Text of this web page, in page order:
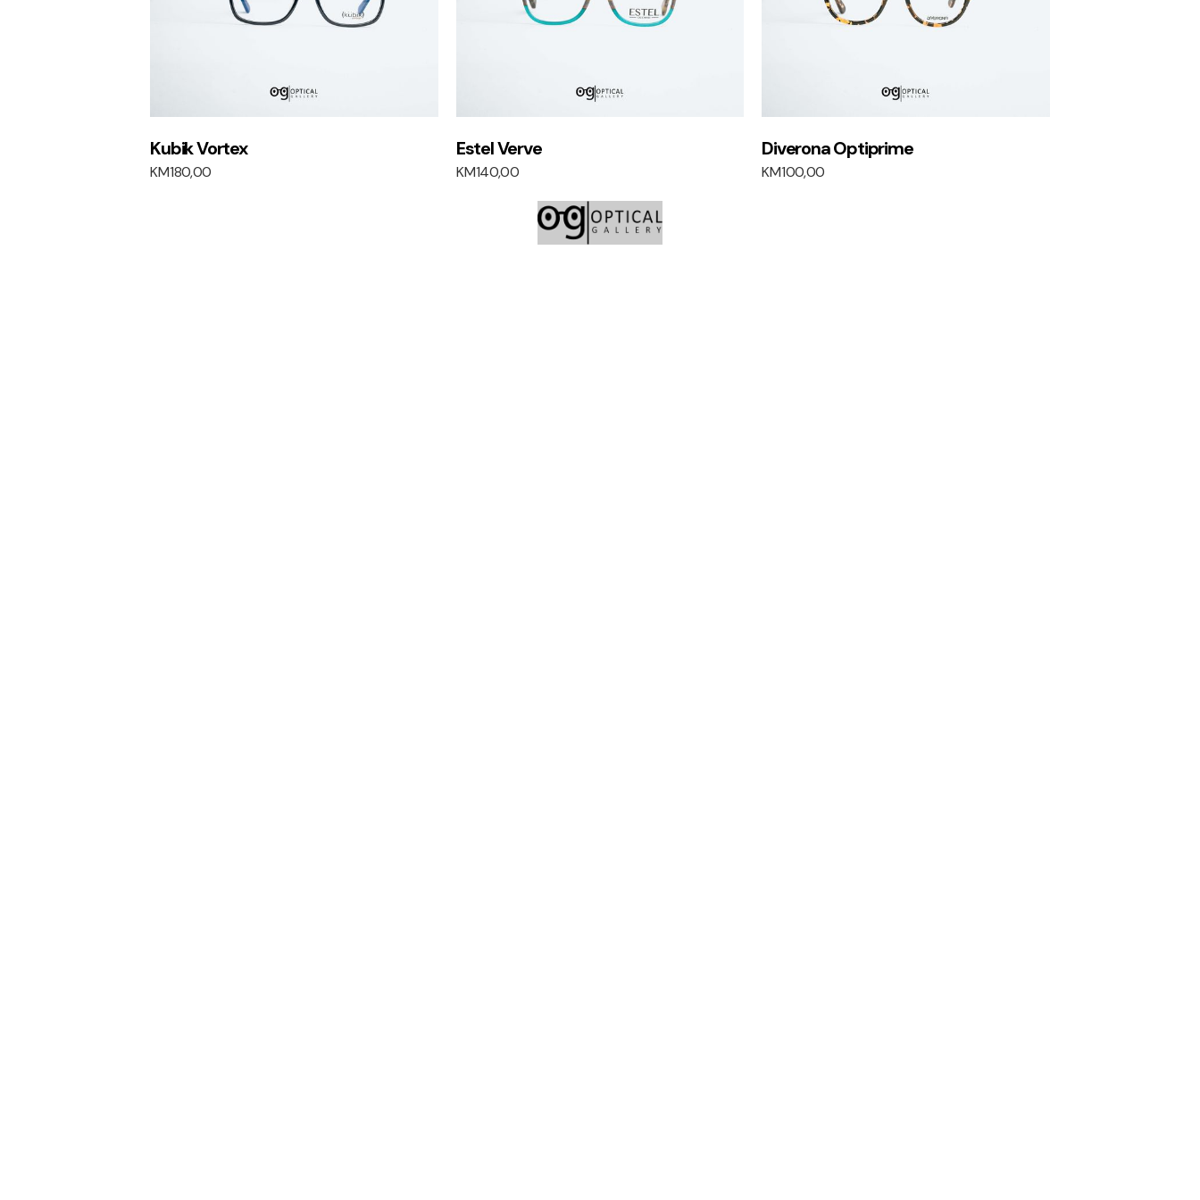
Kubik Vortex
KM180,00
Estel Verve
KM140,00
Diverona Optiprime
KM100,00